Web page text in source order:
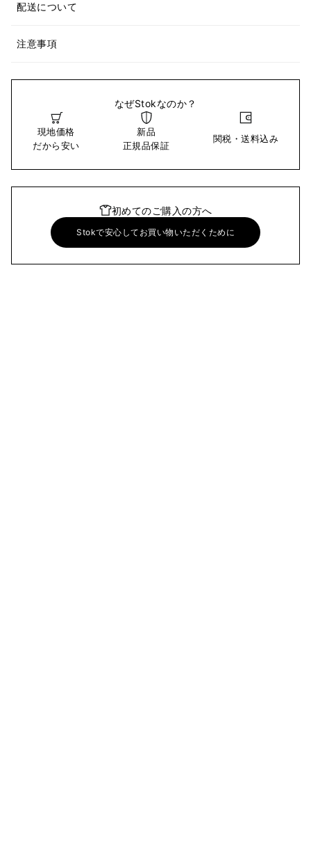
配送について
注意事項
なぜStokなのか？
現地価格
だから安い
新品
正規品保証
関税・送料込み
初めてのご購入の方へ
Stokで安心してお買い物いただくために